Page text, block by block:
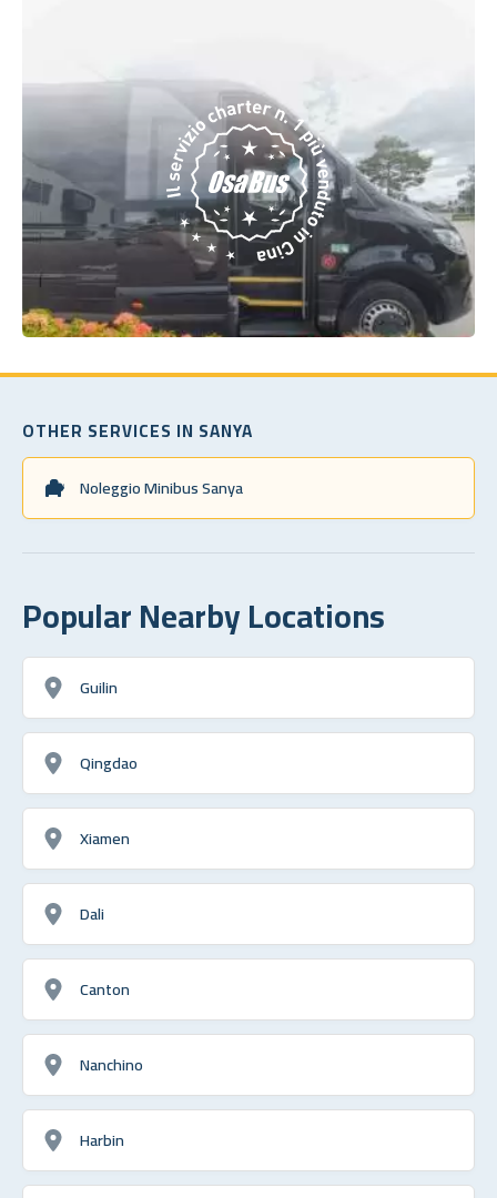
OTHER SERVICES IN SANYA
Noleggio Minibus Sanya
Popular Nearby Locations
Guilin
Qingdao
Xiamen
Dali
Canton
Nanchino
Harbin